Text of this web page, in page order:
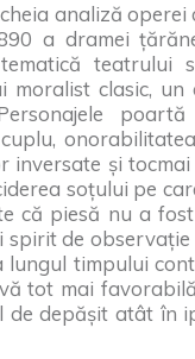
analiză
a dramei
teatrului
moralist clasic,
inversate și
soțului pe
că piesă nu a
spirit de
lungul timpului
tot mai
de depășit atât în